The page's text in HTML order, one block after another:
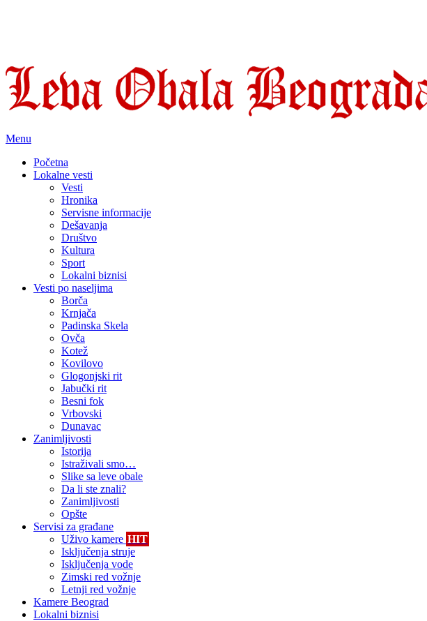
Menu
Početna
Lokalne vesti
Vesti
Hronika
Servisne informacije
Dešavanja
Društvo
Kultura
Sport
Lokalni biznisi
Vesti po naseljima
Borča
Krnjača
Padinska Skela
Ovča
Kotež
Kovilovo
Glogonjski rit
Jabučki rit
Besni fok
Vrbovski
Dunavac
Zanimljivosti
Istorija
Istraživali smo…
Slike sa leve obale
Da li ste znali?
Zanimljivosti
Opšte
Servisi za građane
Uživo kamere HIT
Isključenja struje
Isključenja vode
Zimski red vožnje
Letnji red vožnje
Kamere Beograd
Lokalni biznisi